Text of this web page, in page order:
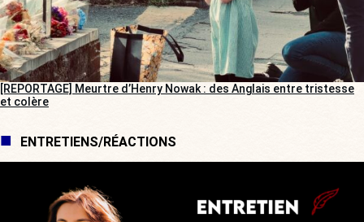
[REPORTAGE] Meurtre d’Henry Nowak : des Anglais entre tristesse
et colère
ENTRETIENS/RÉACTIONS